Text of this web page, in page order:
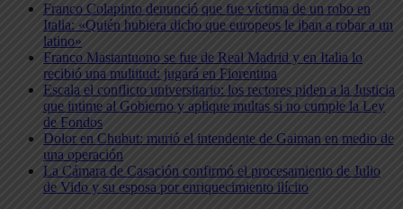
Franco Colapinto denunció que fue víctima de un robo en
Italia: «Quién hubiera dicho que europeos le iban a robar a un
latino»
Franco Mastantuono se fue de Real Madrid y en Italia lo
recibió una multitud: jugará en Fiorentina
Escala el conflicto universitario: los rectores piden a la Justicia
que intime al Gobierno y aplique multas si no cumple la Ley
de Fondos
Dolor en Chubut: murió el intendente de Gaiman en medio de
una operación
La Cámara de Casación confirmó el procesamiento de Julio
de Vido y su esposa por enriquecimiento ilícito